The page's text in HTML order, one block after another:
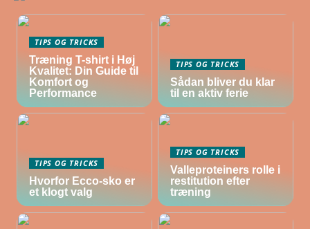
TIPS OG TRICKS
Træning T-shirt i Høj
Kvalitet: Din Guide til
Komfort og
Performance
TIPS OG TRICKS
Sådan bliver du klar
til en aktiv ferie
TIPS OG TRICKS
Hvorfor Ecco-sko er
et klogt valg
TIPS OG TRICKS
Valleproteiners rolle i
restitution efter
træning